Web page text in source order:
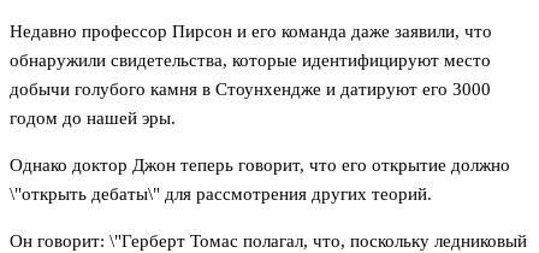
Недавно профессор Пирсон и его команда даже заявили, что
обнаружили свидетельства, которые идентифицируют место
добычи голубого камня в Стоунхендже и датируют его 3000
годом до нашей эры.
Однако доктор Джон теперь говорит, что его открытие должно
\"открыть дебаты\" для рассмотрения других теорий.
Он говорит: \"Герберт Томас полагал, что, поскольку ледниковый